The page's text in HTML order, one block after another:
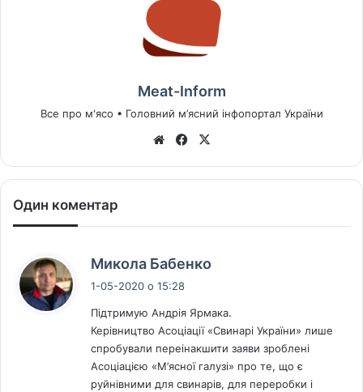
Meat-Inform
Все про м'ясо • Головний м’ясний інфопортал України
We
te
Fa
bo
Один коментар
Микола Бабенко
з
а
в
:
1-05-2020 о 15:28
Підтримую Андрія Ярмака.
Керівництво Асоціації «Свинарі України» лише
спробували переінакшити заяви зроблені
Асоціацією «М’ясної галузі» про те, що є
руйнівними для свинарів, для переробки і